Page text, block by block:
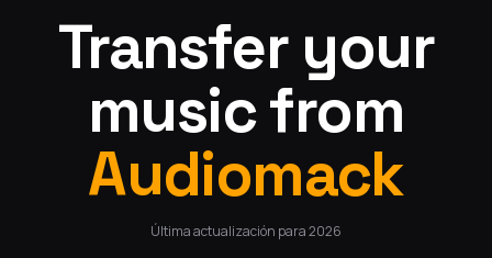
Transfer your
music from
Audiomack
Última actualización para 2026